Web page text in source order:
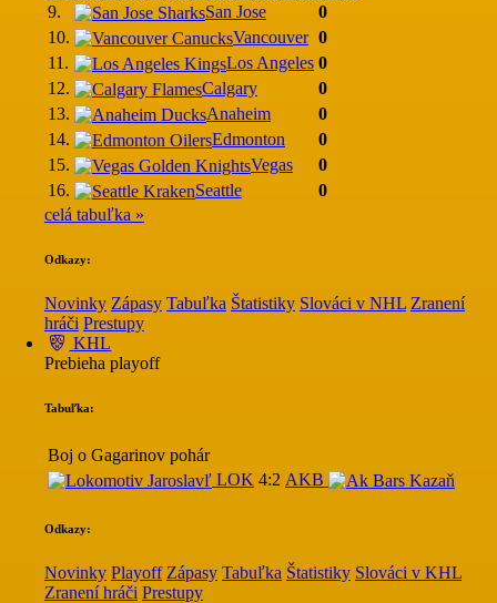
9.
San Jose
0
10.
Vancouver 0
11.
Los Angeles 0
12.
Calgary
0
13.
Anaheim
0
14.
Edmonton
0
15.
Vegas
0
16.
Seattle
0
celá tabuľka »
Odkazy:
Novinky Zápasy Tabuľka Štatistiky Slováci v NHL Zranení
hráči Prestupy
KHL
Prebieha playoff
Tabuľka:
Boj o Gagarinov pohár
LOK 4:2 AKB
Odkazy:
Novinky Playoff Zápasy Tabuľka Štatistiky Slováci v KHL
Zranení hráči Prestupy